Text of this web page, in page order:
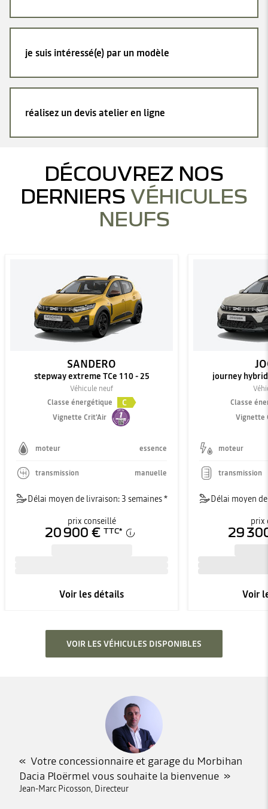
je suis intéressé(e) par un modèle
réalisez un devis atelier en ligne
DÉCOUVREZ NOS
DERNIERS VÉHICULES
NEUFS
SANDERO
stepway extreme TCe 110 - 25
Véhicule neuf
Classe énergétique
C
Vignette Crit'Air
moteur essence
transmission manuelle
Délai moyen de livraison: 3 semaines *
prix conseillé
20 900 € TTC*
Voir les détails
journey
Classe
Vignette
moteur
transmission
Délai moyen
prix
29
Voir
VOIR LES VÉHICULES DISPONIBLES
Votre concessionnaire et garage du Morbihan
Dacia Ploërmel vous souhaite la bienvenue
Jean-Marc Picosson, Directeur